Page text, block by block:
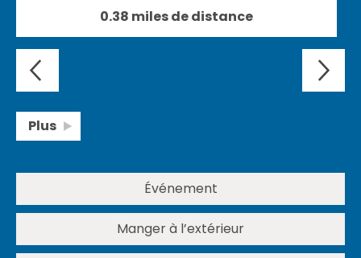
0.38 miles de distance
Plus
Événement
Manger à l’extérieur